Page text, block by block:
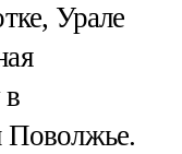
Урале
Поволжье.